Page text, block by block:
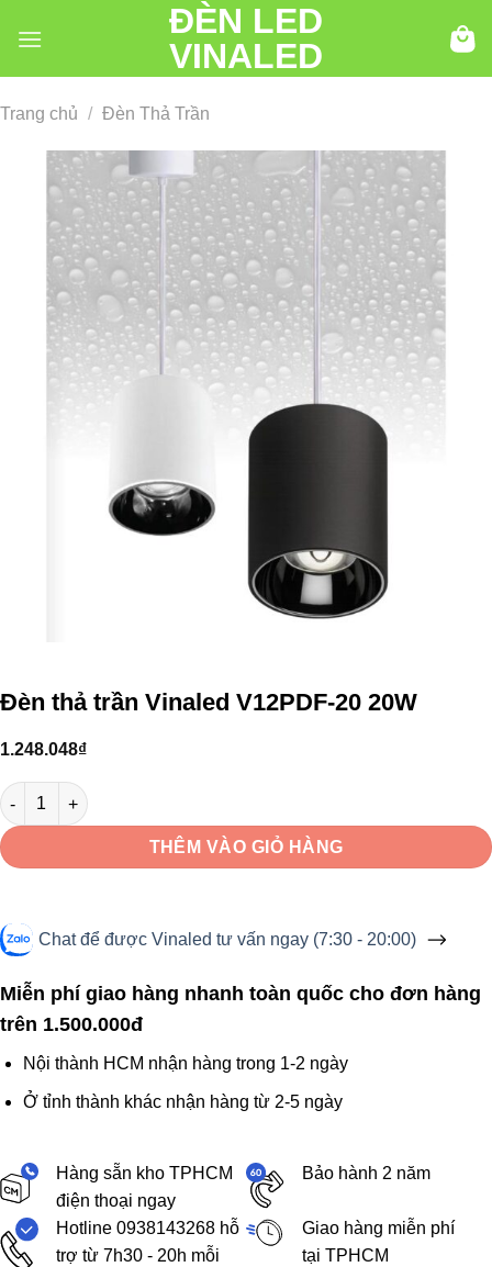
đến
ĐÈN LED
VINALED
Trang chủ / Đèn Thả Trần
Đèn thả trần Vinaled V12PDF-20 20W
1.248.048₫
Đèn thả trần Vinaled V12PDF-20 20W số lượng
THÊM VÀO GIỎ HÀNG
Chat để được Vinaled tư vấn ngay (7:30 - 20:00)
Miễn phí giao hàng nhanh toàn quốc cho đơn hàng
trên 1.500.000đ
Nội thành HCM nhận hàng trong 1-2 ngày
Ở tỉnh thành khác nhận hàng từ 2-5 ngày
Hàng sẵn kho TPHCM
điện thoại ngay
Bảo hành 2 năm
Hotline 0938143268 hỗ
trợ từ 7h30 - 20h mỗi
Giao hàng miễn phí
tại TPHCM